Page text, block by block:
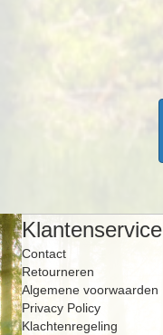
Klantenservice
Contact
Retourneren
Algemene voorwaarden
Privacy Policy
Klachtenregeling